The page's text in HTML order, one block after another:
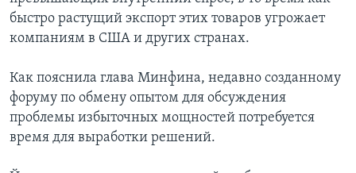
быстро растущий экспорт этих товаров угрожает
компаниям в США и других странах.
Как пояснила глава Минфина, недавно созданному
форуму по обмену опытом для обсуждения
проблемы избыточных мощностей потребуется
время для выработки решений.